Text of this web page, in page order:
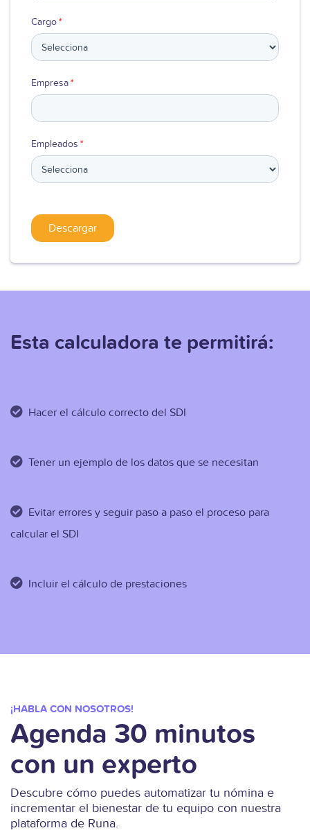
Cargo*
Empresa*
Empleados *
Esta calculadora te permitirá:
Hacer el cálculo correcto del SDI
Tener un ejemplo de los datos que se necesitan
Evitar errores y seguir paso a paso el proceso para
calcular el SDI
Incluir el cálculo de prestaciones
¡HABLA CON NOSOTROS!
Agenda 30 minutos
con un experto
Descubre cómo puedes automatizar tu nómina e
incrementar el bienestar de tu equipo con nuestra
plataforma de Runa.